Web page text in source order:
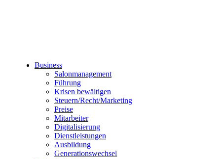
Business
Salonmanagement
Führung
Krisen bewältigen
Steuern/Recht/Marketing
Preise
Mitarbeiter
Digitalisierung
Dienstleistungen
Ausbildung
Generationswechsel